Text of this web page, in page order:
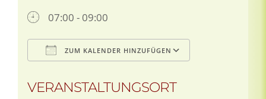
07:00 - 09:00
ZUM KALENDER HINZUFÜGEN
VERANSTALTUNGSORT